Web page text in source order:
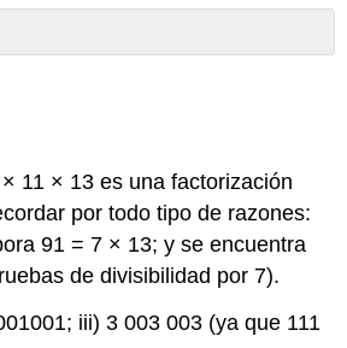
11 × 13 es una factorización
por todo tipo de razones:
91 = 7 × 13; y se encuentra
de divisibilidad por 7).
iii) 3 003 003 (ya que 111